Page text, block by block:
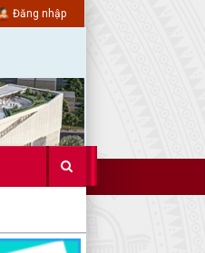
Đăng nhập